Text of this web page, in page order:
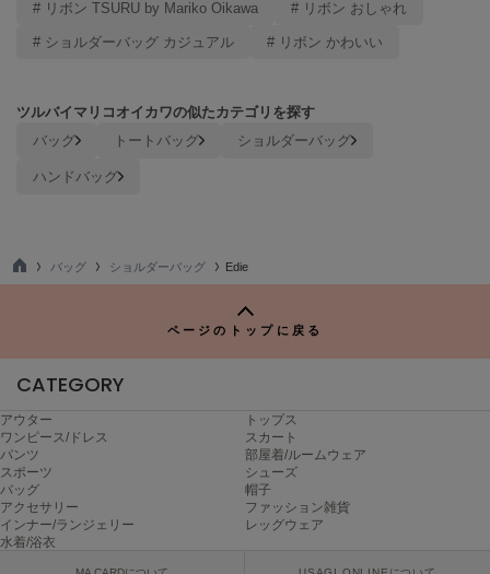
miies miim
ミーエスミーム
ミラオーウェン
モワージュ
nezu
NIKE
ナイキ
NOWNS
ナウンス
# リボン TSURU by Mariko Oikawa # リボン おしゃれ
# ショルダーバッグ カジュアル # リボン かわいい
ツルバイマリコオイカワの似たカテゴリを探す
バッグ トートバッグ
ショルダーバッグ
ハンドバッグ
TO
バッグ ショルダーバッグ Edie
ページのトップに戻る
CATEGORY
アウター
トップス
ワンピース/ドレス
スカート
パンツ
部屋着/ルームウェア
スポーツ
シューズ
バッグ
帽子
アクセサリー
ファッション雑貨
インナー/ランジェリー
レッグウェア
水着/浴衣